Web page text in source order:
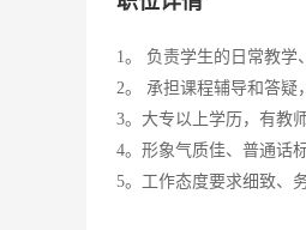
1。 负责学生的日常教学
2。 承担课程辅导和答疑
3。大专以上学历，有教
4。形象气质佳、普通话
5。工作态度要求细致、